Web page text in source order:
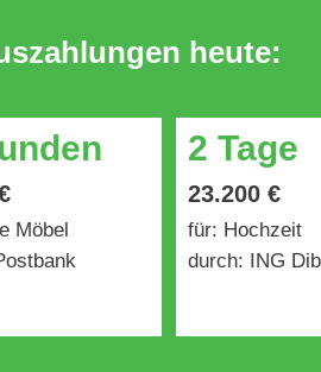
heute:
Möbel
2 Tage
23.200 €
für: Hochzeit
durch: ING